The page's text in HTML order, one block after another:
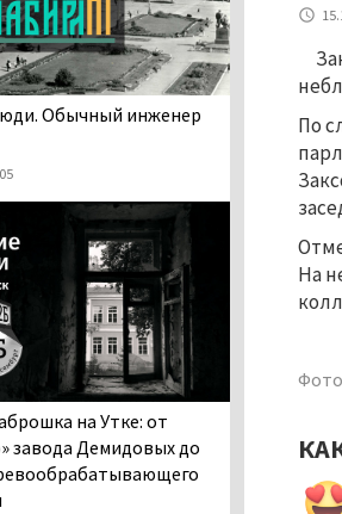
По
На
Нижнем Тагиле на три
запретят
Родители 10-
на кровососущих
искусали их
больнице
уральского
по
дронов
в автомобиле
Обычный инженер
на Утке: от
завода Демидовых до